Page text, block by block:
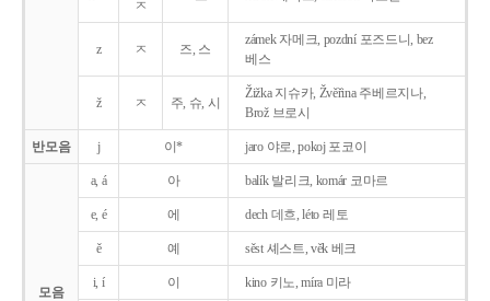
ㅈ
z ㅈ 즈, 스
zámek 자메크, pozdní 포즈드니, bez
베스
ž ㅈ 주, 슈, 시
Žižka 지슈카, Žvěřina 주베르지나,
Brož 브로시
반모음 j 이* jaro 야로, pokoj 포코이
모음
a, á 아 balík 발리크, komár 코마르
e, é 에 dech 데흐, léto 레토
ě 예 sěst 셰스트, věk 베크
i, í 이 kino 키노, míra 미라